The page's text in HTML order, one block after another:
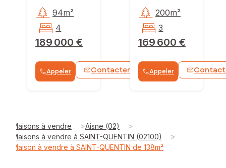
189 000 €
94m²
4
Appeler Contacter WhatsApp
169 600 €
200m²
3
Appeler
Maisons à vendre >Aisne (02) >
Maisons à vendre à SAINT-QUENTIN (02100) >
Maison à vendre à SAINT-QUENTIN de 138m²